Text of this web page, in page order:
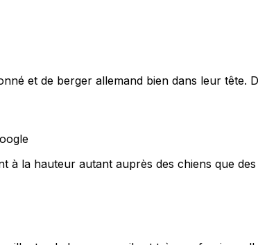
et de berger allemand bien dans leur
à la hauteur autant auprès des chiens que